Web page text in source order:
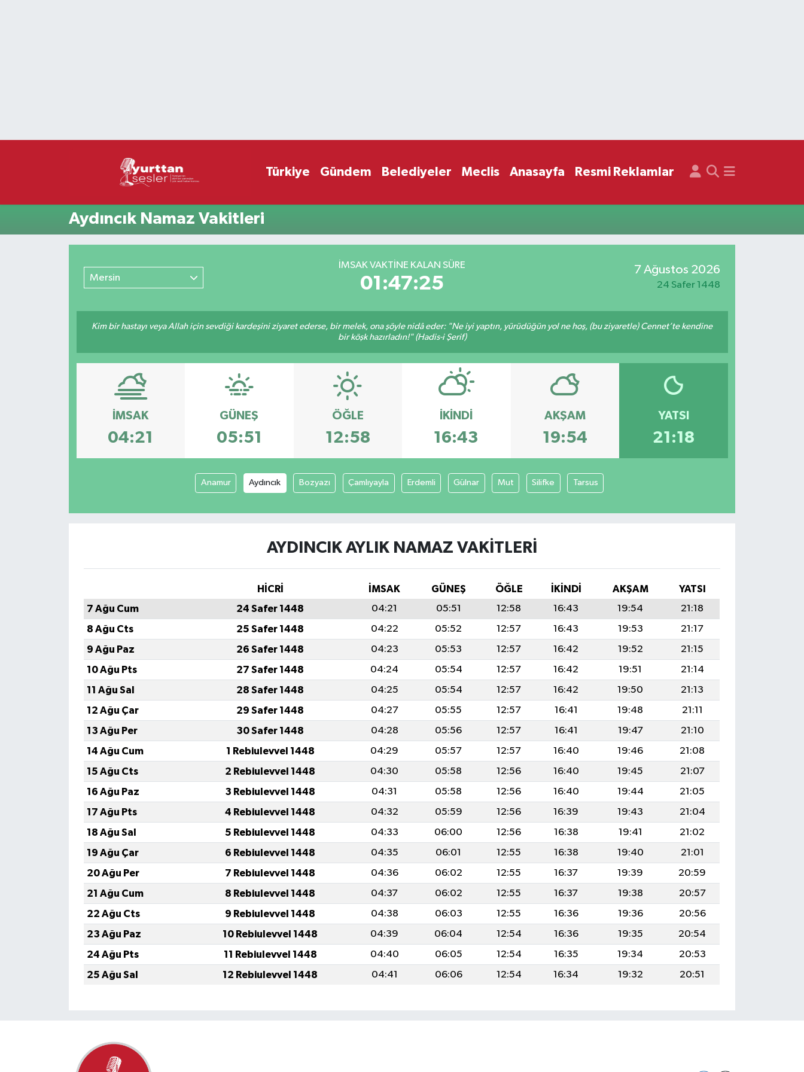
Türkiye Gündem Belediyeler Meclis Anasayfa Resmi Reklamlar
Aydıncık Namaz Vakitleri
Mersin
İMSAK VAKTİNE KALAN SÜRE
01:47:25
7 Ağustos 2026
24 Safer 1448
Kim bir hastayı veya Allah için sevdiği kardeşini ziyaret ederse, bir melek, ona şöyle nidâ eder: "Ne iyi yaptın, yürüdüğün yol ne hoş, (bu ziyaretle) Cennet’te kendine
bir köşk hazırladın!" (Hadis-i Şerif)
İMSAK
04:21
GÜNEŞ
05:51
ÖĞLE
12:58
İKINDI
16:43
AKŞAM
19:54
YATSI
21:18
Anamur Aydıncık Bozyazı Çamlıyayla Erdemli Gülnar Mut Silifke Tarsus
AYDINCIK AYLIK NAMAZ VAKITLERI
HİCRİ İMSAK GÜNEŞ ÖĞLE İKINDI AKŞAM
YATSI
7 Ağu Cum
24 Safer 1448 04:21 05:51 12:58 16:43 19:54
21:18
8 Ağu Cts
25 Safer 1448 04:22 05:52 12:57 16:43 19:53
21:17
9 Ağu Paz
26 Safer 1448 04:23 05:53 12:57 16:42 19:52
21:15
10 Ağu Pts
27 Safer 1448 04:24 05:54 12:57 16:42 19:51
21:14
11 Ağu Sal
28 Safer 1448 04:25 05:54 12:57 16:42 19:50
21:13
12 Ağu Çar
29 Safer 1448 04:27 05:55 12:57 16:41 19:48
21:11
13 Ağu Per
30 Safer 1448 04:28 05:56 12:57 16:41 19:47
21:10
14 Ağu Cum
1 Rebiulevvel 1448 04:29 05:57 12:57 16:40 19:46
21:08
15 Ağu Cts
2 Rebiulevvel 1448 04:30 05:58 12:56 16:40 19:45
21:07
16 Ağu Paz
3 Rebiulevvel 1448 04:31 05:58 12:56 16:40 19:44
21:05
17 Ağu Pts
4 Rebiulevvel 1448 04:32 05:59 12:56 16:39 19:43
21:04
18 Ağu Sal
5 Rebiulevvel 1448 04:33 06:00 12:56 16:38 19:41
21:02
19 Ağu Çar
6 Rebiulevvel 1448 04:35 06:01 12:55 16:38 19:40
21:01
20 Ağu Per
7 Rebiulevvel 1448 04:36 06:02 12:55 16:37 19:39
20:59
21 Ağu Cum
8 Rebiulevvel 1448 04:37 06:02 12:55 16:37 19:38
20:57
22 Ağu Cts
9 Rebiulevvel 1448 04:38 06:03 12:55 16:36 19:36
20:56
23 Ağu Paz
10 Rebiulevvel 1448 04:39 06:04 12:54 16:36 19:35
20:54
24 Ağu Pts
11 Rebiulevvel 1448 04:40 06:05 12:54 16:35 19:34
20:53
25 Ağu Sal
12 Rebiulevvel 1448 04:41 06:06 12:54 16:34 19:32 20:51
Süper Lig Puan Durumu ve Fikstür
Son Dakika Haberleri